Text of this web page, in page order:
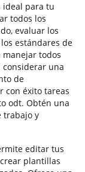
ideal para tu
todos los
evaluar los
estándares de
todos
considerar una
de
con éxito tareas
odt. Obtén una
trabajo y
editar tus
plantillas